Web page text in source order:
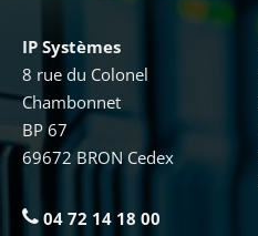
IP Systèmes
8 rue du Colonel
Chambonnet
BP 67
69672 BRON Cedex
04 72 14 18 00